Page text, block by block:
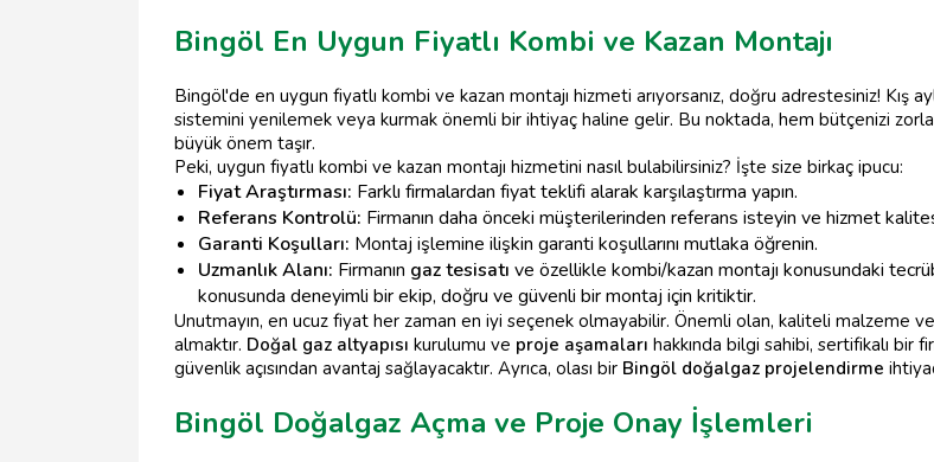
Bingöl En Uygun Fiyatlı Kombi ve Kazan Montajı
Bingöl'de en uygun fiyatlı kombi ve kazan montajı hizmeti arıyorsanız, doğru adrestesiniz! Kış
sistemini yenilemek veya kurmak önemli bir ihtiyaç haline gelir. Bu noktada, hem bütçenizi
büyük önem taşır.
Peki, uygun fiyatlı kombi ve kazan montajı hizmetini nasıl bulabilirsiniz? İşte size birkaç ipucu:
Fiyat Araştırması: Farklı firmalardan fiyat teklifi alarak karşılaştırma yapın.
Referans Kontrolü: Firmanın daha önceki müşterilerinden referans isteyin ve hizmet
Garanti Koşulları: Montaj işlemine ilişkin garanti koşullarını mutlaka öğrenin.
Uzmanlık Alanı: Firmanın gaz tesisatı ve özellikle kombi/kazan montajı konusundaki
konusunda deneyimli bir ekip, doğru ve güvenli bir montaj için kritiktir.
Unutmayın, en ucuz fiyat her zaman en iyi seçenek olmayabilir. Önemli olan, kaliteli malzeme ve
almaktır. Doğal gaz altyapısı kurulumu ve proje aşamaları hakkında bilgi sahibi, sertifikalı bir
güvenlik açısından avantaj sağlayacaktır. Ayrıca, olası bir Bingöl doğalgaz projelendirme
Bingöl Doğalgaz Açma ve Proje Onay İşlemleri